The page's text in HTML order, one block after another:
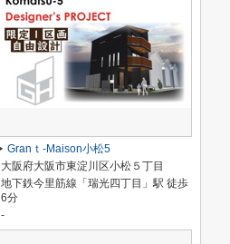
Granｔ-Maison小松5
大阪府大阪市東淀川区小松５丁目
地下鉄今里筋線「瑞光四丁目」駅 徒歩
6分
-